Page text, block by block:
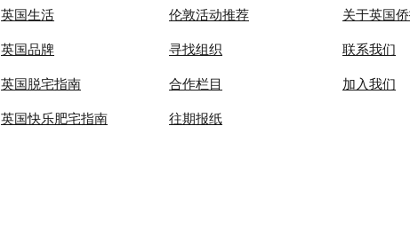
英国生活​
英国品牌
英国脱宅指南
英国快乐肥宅指南
伦敦活动推荐
​寻找组织
合作栏目
​往期报纸
关于英国
联系我们
​加入我们